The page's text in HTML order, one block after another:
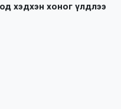
хэдхэн хоног үлдлээ